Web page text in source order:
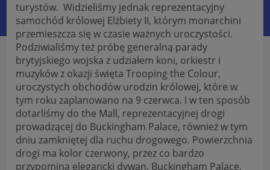
turystów. Widzieliśmy jednak reprezentacyjny
samochód królowej Elżbiety II, którym monarchini
przemieszcza się w czasie ważnych uroczystości.
Podziwialiśmy też próbę generalną parady
brytyjskiego wojska z udziałem koni, orkiestr i
muzyków z okazji święta Trooping the Colour,
uroczystych obchodów urodzin królowej, które w
tym roku zaplanowano na 9 czerwca. I w ten sposób
dotarliśmy do the Mall, reprezentacyjnej drogi
prowadzącej do Buckingham Palace, również w tym
dniu zamkniętej dla ruchu drogowego. Powierzchnia
drogi ma kolor czerwony, przez co bardzo
przypomina elegancki dywan. Buckingham Palace,